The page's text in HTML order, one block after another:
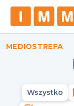
MEDIOSTREFA
Wszystko